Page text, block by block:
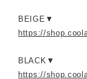
BEIGE▼
https://
BLACK▼
https://